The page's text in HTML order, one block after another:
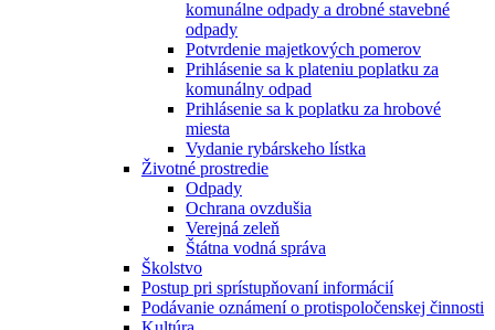
komunálne odpady a drobné stavebné
odpady
Potvrdenie majetkových pomerov
Prihlásenie sa k plateniu poplatku za
komunálny odpad
Prihlásenie sa k poplatku za hrobové
miesta
Vydanie rybárskeho lístka
Životné prostredie
Odpady
Ochrana ovzdušia
Verejná zeleň
Štátna vodná správa
Školstvo
Postup pri sprístupňovaní informácií
Podávanie oznámení o protispoločenskej činnosti